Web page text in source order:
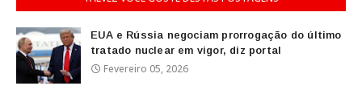
EUA e Rússia negociam prorrogação do último
tratado nuclear em vigor, diz portal
Fevereiro 05, 2026